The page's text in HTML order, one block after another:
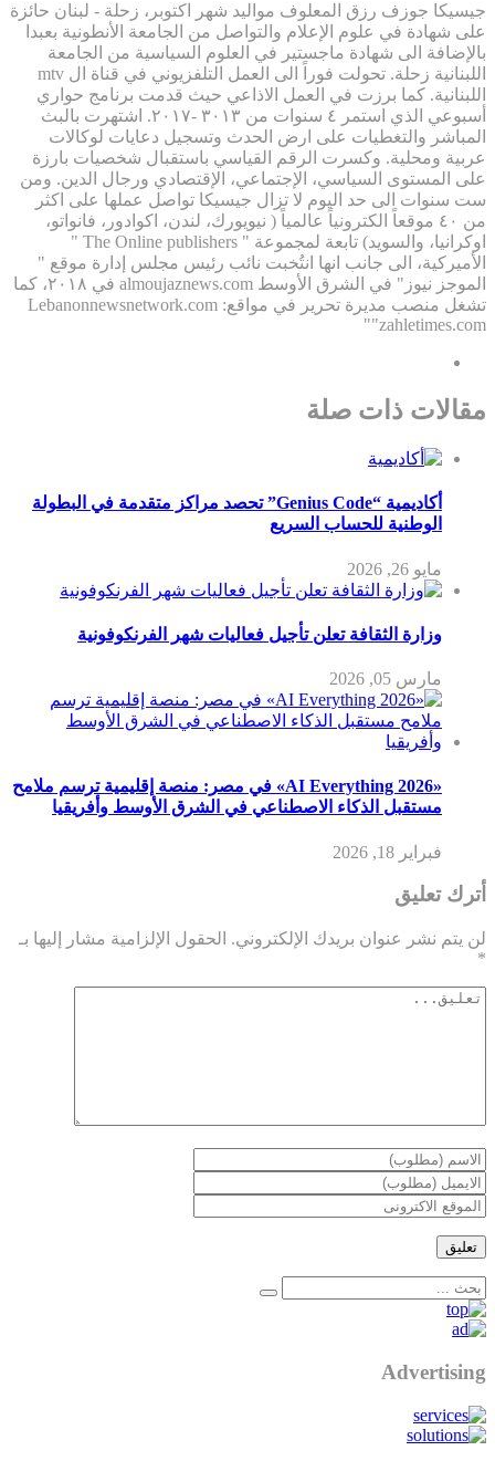
جيسيكا جوزف رزق المعلوف مواليد شهر اكتوبر، زحلة - لبنان حائزة
على شهادة في علوم الإعلام والتواصل من الجامعة الأنطونية بعبدا
بالإضافة الى شهادة ماجستير في العلوم السياسية من الجامعة
اللبنانية زحلة. تحولت فوراً الى العمل التلفزيوني في قناة ال mtv
اللبنانية. كما برزت في العمل الاذاعي حيث قدمت برنامج حواري
أسبوعي الذي استمر ٤ سنوات من ٣٠١٣ -٢٠١٧. اشتهرت بالبث
المباشر والتغطيات على ارض الحدث وتسجيل دعايات لوكالات
عربية ومحلية. وكسرت الرقم القياسي باستقبال شخصيات بارزة
على المستوى السياسي، الإجتماعي، الإقتصادي ورجال الدين. ومن
ست سنوات الى حد اليوم لا تزال جيسيكا تواصل عملها على اكثر
من ٤٠ موقعاً الكترونياً عالمياً ( نيويورك، لندن، اكوادور، فانواتو،
اوكرانيا، والسويد) تابعة لمجموعة " The Online publishers "
الأميركية، الى جانب انها انتُخبت نائب رئيس مجلس إدارة موقع "
الموجز نيوز" في الشرق الأوسط almoujaznews.com في ٢٠١٨، كما
تشغل منصب مديرة تحرير في مواقع: Lebanonnewsnetwork.com
"zahletimes.com"
مقالات ذات صلة
أكاديمية “Genius Code” تحصد مراكز متقدمة في البطولة
الوطنية للحساب السريع
مايو 26, 2026
وزارة الثقافة تعلن تأجيل فعاليات شهر الفرنكوفونية
مارس 05, 2026
«AI Everything 2026» في مصر: منصة إقليمية ترسم ملامح
مستقبل الذكاء الاصطناعي في الشرق الأوسط وأفريقيا
فبراير 18, 2026
أترك تعليق
لن يتم نشر عنوان بريدك الإلكتروني. الحقول الإلزامية مشار إليها بـ
*
Advertising